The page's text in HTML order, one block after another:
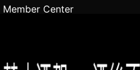
Member Center